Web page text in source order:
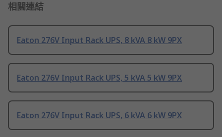
相關連結
Eaton 276V Input Rack UPS, 8 kVA 8 kW 9PX
Eaton 276V Input Rack UPS, 5 kVA 5 kW 9PX
Eaton 276V Input Rack UPS, 6 kVA 6 kW 9PX